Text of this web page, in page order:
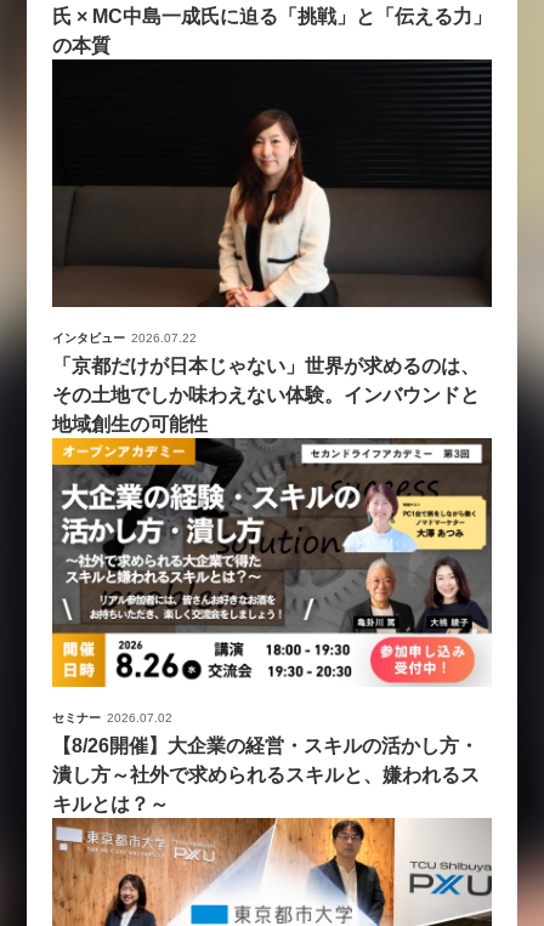
氏 × MC中島一成氏に迫る「挑戦」と「伝える力」
の本質
インタビュー 2026.07.22
「京都だけが日本じゃない」世界が求めるのは、
その土地でしか味わえない体験。インバウンドと
地域創生の可能性
セミナー 2026.07.02
【8/26開催】大企業の経営・スキルの活かし方・
潰し方～社外で求められるスキルと、嫌われるス
キルとは？～